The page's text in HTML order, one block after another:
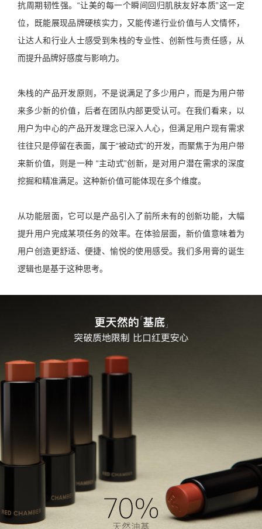
抗周期韧性强。“让美的每一个瞬间回归肌肤友好本质”这一定
位，既能展现品牌硬核实力，又能传递行业价值与人文情怀，
让达人和行业人士感受到朱栈的专业性、创新性与责任感，从
而提升品牌好感度与影响力。
朱栈的产品开发原则，不是说满足了多少用户，而是为用户带
来多少新的价值，后者在团队内部更受认可。在我们看来，以
用户为中心的产品开发理念已深入人心，但满足用户现有需求
往往只是停留在表面，属于“被动式”的开发，而聚焦于为用户带
来新价值，则是一种 “主动式”创新，是对用户潜在需求的深度
挖掘和精准满足。这种新价值可能体现在多个维度。
从功能层面，它可以是产品引入了前所未有的创新功能，大幅
提升用户完成某项任务的效率。在体验层面，新价值意味着为
用户创造更舒适、便捷、愉悦的使用感受。我们多用膏的诞生
逻辑也是基于这种思考。